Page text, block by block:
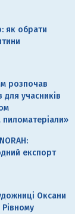
як обрати
розпочав
для учасників
експорт
Оксани